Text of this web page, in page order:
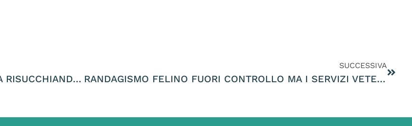
LA SUPERSTRADA PEDEMONTANA VENETA STA RISUCCHIANDO MILIONI DI EURO ALLE CASSE VENETE METTENDO A RISCHIO SANITA’ E SICUREZZA STRADALE
SUCCESSIVA
RANDAGISMO FELINO FUORI CONTROLLO MA I SERVIZI VETERINARI DELLE ASL HANNO DIMINUITO LE STERILIZZAZIONI DEI RANDAGI ANZICHE’ AUMENTARLE